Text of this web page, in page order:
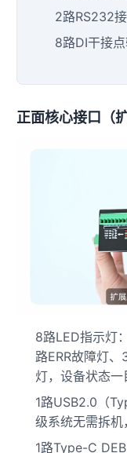
2路RS232
8路DI干接
正面核心接口（
8路LED指示灯
路ERR故障灯
灯，设备状态一
1路USB2.0（
级系统无需拆机
1路Type-C